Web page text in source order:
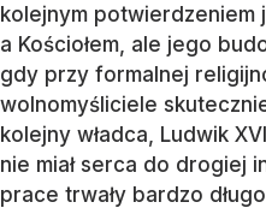
kolejnym potwierdzeniem
a Kościołem, ale jego
gdy przy formalnej
wolnomyśliciele
kolejny władca, Ludwik
nie miał serca do drogiej
prace trwały bardzo